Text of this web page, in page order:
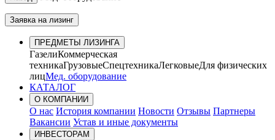
Заявка на лизинг
ПРЕДМЕТЫ ЛИЗИНГА
ГазелиКоммерческая
техникаГрузовыеСпецтехникаЛегковыеДля физических
лицМед. оборудование
КАТАЛОГ
О КОМПАНИИ
О нас История компании Новости Отзывы Партнеры
Вакансии Устав и иные документы
ИНВЕСТОРАМ